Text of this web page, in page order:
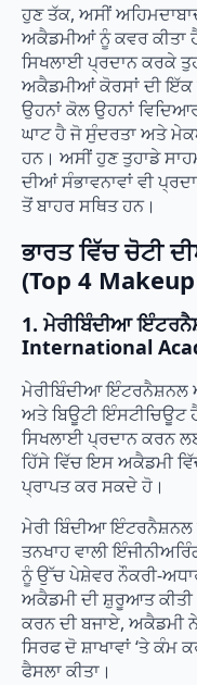
ਹੁਣ ਤੱਕ, ਅਸੀਂ
ਅਕੈਡਮੀਆਂ ਨੂੰ ਕਵਰ ਕੀਤਾ
ਸਿਖਲਾਈ ਪ੍ਰਦਾਨ ਕਰਕੇ
ਅਕੈਡਮੀਆਂ ਕੋਰਸਾਂ ਦੀ ਇੱਕ
ਉਹਨਾਂ ਕੋਲ ਉਹਨਾਂ
ਘਾਟ ਹੈ ਜੋ ਸੁੰਦਰਤਾ ਅਤੇ
ਹਨ। ਅਸੀਂ ਹੁਣ ਤੁਹਾਡੇ
ਦੀਆਂ ਸੰਭਾਵਨਾਵਾਂ ਵੀ
ਤੋਂ ਬਾਹਰ ਸਥਿਤ ਹਨ।
ਭਾਰਤ ਵਿੱਚ ਚੋਟੀ
(Top 4
1. ਮੇਰੀਬਿੰਦੀਆ
International
ਮੇਰੀਬਿੰਦੀਆ ਇੰਟਰਨੈਸ਼ਨਲ
ਅਤੇ ਬਿਊਟੀ ਇੰਸਟੀਚਿਊਟ
ਸਿਖਲਾਈ ਪ੍ਰਦਾਨ ਕਰਨ
ਹਿੱਸੇ ਵਿੱਚ ਇਸ ਅਕੈਡਮੀ
ਪ੍ਰਾਪਤ ਕਰ ਸਕਦੇ ਹੋ।
ਮੇਰੀ ਬਿੰਦੀਆ ਇੰਟਰਨੈਸ਼ਨਲ
ਤਨਖਾਹ ਵਾਲੀ
ਨੂੰ ਉੱਚ ਪੇਸ਼ੇਵਰ ਨੌਕਰੀ-
ਅਕੈਡਮੀ ਦੀ ਸ਼ੁਰੂਆਤ
ਕਰਨ ਦੀ ਬਜਾਏ, ਅਕੈਡਮੀ
ਸਿਰਫ ਦੋ ਸ਼ਾਖਾਵਾਂ ‘ਤੇ ਕੰਮ
ਫੈਸਲਾ ਕੀਤਾ।